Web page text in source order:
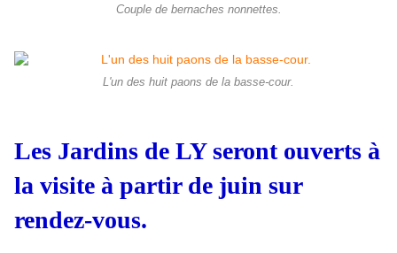
Couple de bernaches nonnettes.
L'un des huit paons de la basse-cour.
Les Jardins de LY seront ouverts à
la visite à partir de juin sur
rendez-vous.